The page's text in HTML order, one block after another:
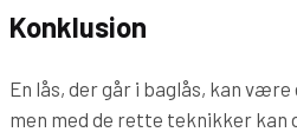
Konklusion
En lås, der går i baglås, kan
men med de rette teknikker kan